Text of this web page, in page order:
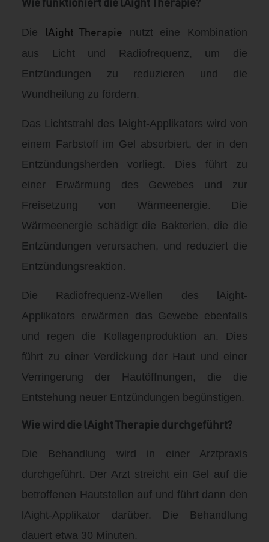
Wie funktioniert die lAight Therapie?
Die lAight Therapie
nutzt eine Kombination
aus Licht und Radiofrequenz, um die
Entzündungen zu reduzieren und die
Wundheilung zu fördern.
Das Lichtstrahl des lAight-Applikators wird von
einem Farbstoff im Gel absorbiert, der in den
Entzündungsherden vorliegt. Dies führt zu
einer Erwärmung des Gewebes und zur
Freisetzung von Wärmeenergie. Die
Wärmeenergie schädigt die Bakterien, die die
Entzündungen verursachen, und reduziert die
Entzündungsreaktion.
Die Radiofrequenz-Wellen des lAight-
Applikators erwärmen das Gewebe ebenfalls
und regen die Kollagenproduktion an. Dies
führt zu einer Verdickung der Haut und einer
Verringerung der Hautöffnungen, die die
Entstehung neuer Entzündungen begünstigen.
Wie wird die lAight Therapie durchgeführt?
Die Behandlung wird in einer Arztpraxis
durchgeführt. Der Arzt streicht ein Gel auf die
betroffenen Hautstellen auf und führt dann den
lAight-Applikator darüber. Die Behandlung
dauert etwa 30 Minuten.